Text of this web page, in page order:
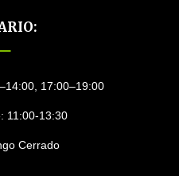
17:00–19:00
11:00-13:30
Cerrado